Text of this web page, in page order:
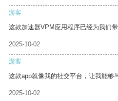
游客
这款加速器VPM应用程序已经为我们
2025-10-02
游客
这款app就像我的社交平台，让我能够
2025-10-02